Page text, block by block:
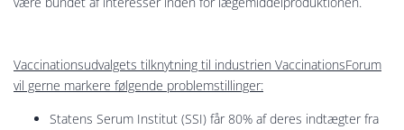
Vaccinationsudvalgets tilknytning til industrien VaccinationsForum
vil gerne markere følgende problemstillinger:
Statens Serum Institut (SSI) får 80% af deres indtægter fra